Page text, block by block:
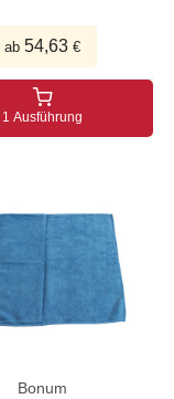
ab 54,63 €
1 Ausführung
Bonum